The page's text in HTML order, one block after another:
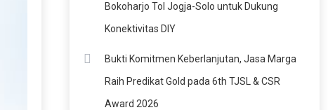
Bokoharjo Tol Jogja-Solo untuk Dukung
Konektivitas DIY
Bukti Komitmen Keberlanjutan, Jasa Marga
Raih Predikat Gold pada 6th TJSL & CSR
Award 2026